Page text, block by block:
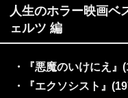
人生のホラー映画
ェルツ 編
・『悪魔のいけにえ
・『エクソシスト』